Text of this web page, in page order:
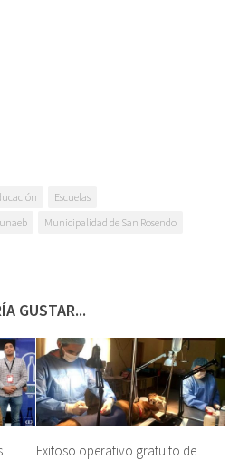
Escuelas
Municipalidad de San Rosendo
GUSTAR...
Exitoso operativo gratuito de